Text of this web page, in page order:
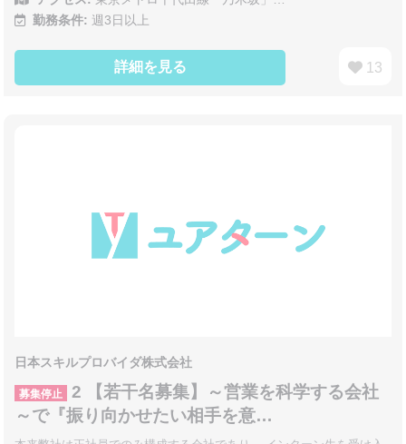
勤務条件: 週3日以上
詳細を見る 13
日本スキルプロバイダ株式会社
募集停止
2 【若干名募集】～営業を科学する会社
～で『振り向かせたい相手を意…